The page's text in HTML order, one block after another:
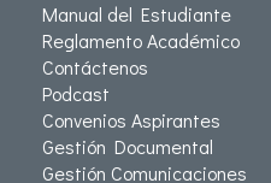
Manual del Estudiante
Reglamento Académico
Contáctenos
Podcast
Convenios Aspirantes
Gestión Documental
Gestión Comunicaciones